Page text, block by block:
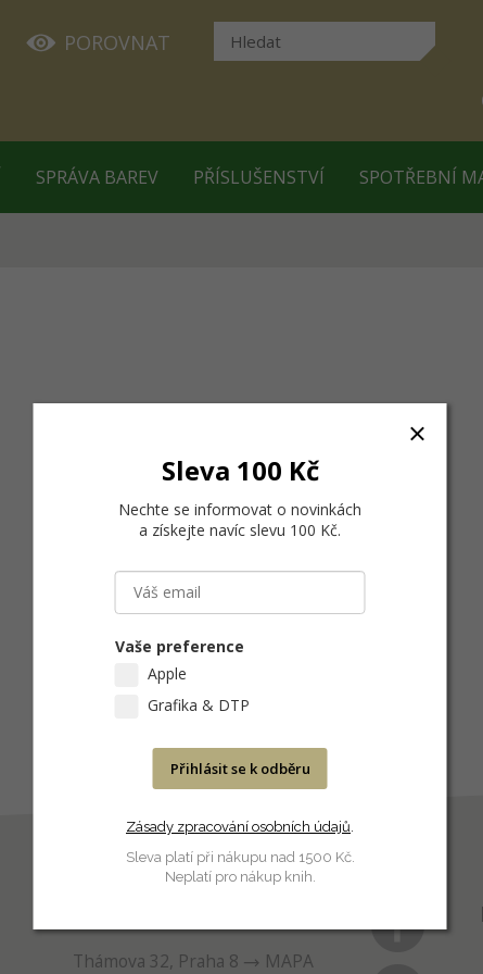
POROVNAT
SPRÁVA BAREV PŘÍSLUŠENSTVÍ SPOTŘEBNÍ
Thámova 32, Praha 8
MAPA
Sleva 100 Kč
Nechte se informovat o novinkách
a získejte navíc slevu 100 Kč.
Vaše preference
Apple
Grafika & DTP
Přihlásit se k odběru
Zásady zpracování osobních údajů.
Sleva platí při nákupu nad 1500 Kč.
Neplatí pro nákup knih.